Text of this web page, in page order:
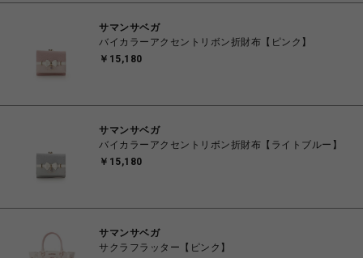
サマンサベガ
バイカラーアクセントリボン折財布【ピンク】
￥15,180
サマンサベガ
バイカラーアクセントリボン折財布【ライトブルー】
￥15,180
サマンサベガ
サクラフラッター【ピンク】